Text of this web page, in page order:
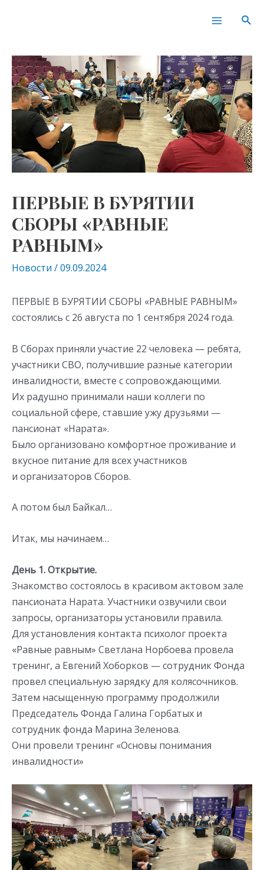
Main
ПЕРВЫЕ В БУРЯТИИ
СБОРЫ «РАВНЫЕ
РАВНЫМ»
Новости /09.09.2024
ПЕРВЫЕ В БУРЯТИИ СБОРЫ «РАВНЫЕ РАВНЫМ»
состоялись с 26 августа по 1 сентября 2024 года.
В Сборах приняли участие 22 человека — ребята,
участники СВО, получившие разные категории
инвалидности, вместе с сопровождающими.
Их радушно принимали наши коллеги по
социальной сфере, ставшие ужу друзьями —
пансионат «Нарата».
Было организовано комфортное проживание и
вкусное питание для всех участников
и организаторов Сборов.
А потом был Байкал…
Итак, мы начинаем…
День 1. Открытие.
Знакомство состоялось в красивом актовом зале
пансионата Нарата. Участники озвучили свои
запросы, организаторы установили правила.
Для установления контакта психолог проекта
«Равные равным» Светлана Норбоева провела
тренинг, а Евгений Хоборков — сотрудник Фонда
провел специальную зарядку для колясочников.
Затем насыщенную программу продолжили
Председатель Фонда Галина Горбатых и
сотрудник фонда Марина Зеленова.
Они провели тренинг «Основы понимания
инвалидности»